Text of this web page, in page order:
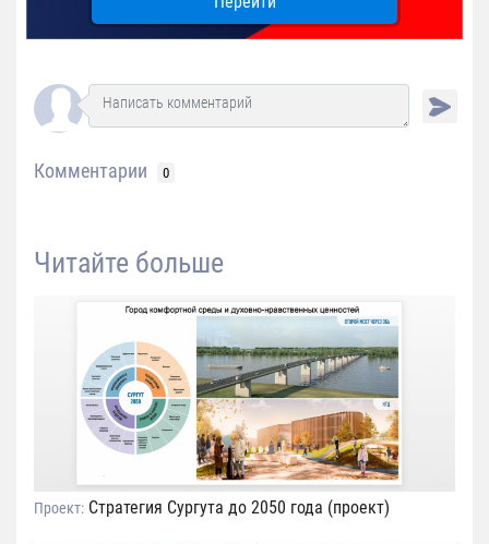
Комментарии 0
Читайте больше
Проект: Стратегия Сургута до 2050 года (проект)